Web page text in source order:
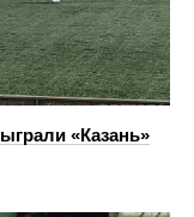
«Казань»